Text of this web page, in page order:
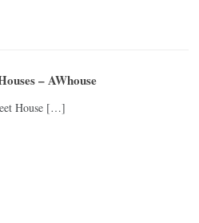
– AWhouse
House […]